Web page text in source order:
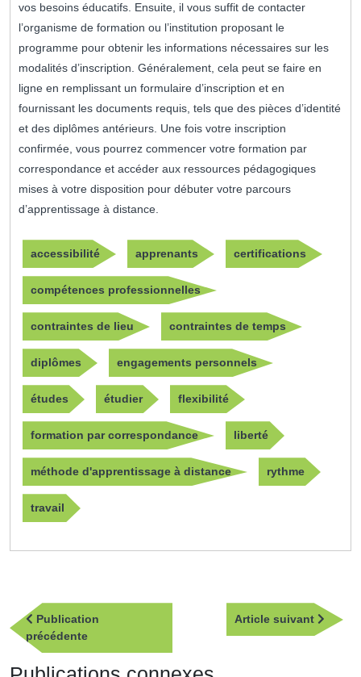
vos besoins éducatifs. Ensuite, il vous suffit de contacter
l’organisme de formation ou l’institution proposant le
programme pour obtenir les informations nécessaires sur les
modalités d’inscription. Généralement, cela peut se faire en
ligne en remplissant un formulaire d’inscription et en
fournissant les documents requis, tels que des pièces d’identité
et des diplômes antérieurs. Une fois votre inscription
confirmée, vous pourrez commencer votre formation par
correspondance et accéder aux ressources pédagogiques
mises à votre disposition pour débuter votre parcours
d’apprentissage à distance.
accessibilité apprenants certifications
compétences professionnelles
contraintes de lieu contraintes de temps
diplômes engagements personnels
études étudier flexibilité
formation par correspondance liberté
méthode d'apprentissage à distance rythme
travail
Navigation
de
l’article
Publication
précédentePublication
précédente
Article suivant
Article